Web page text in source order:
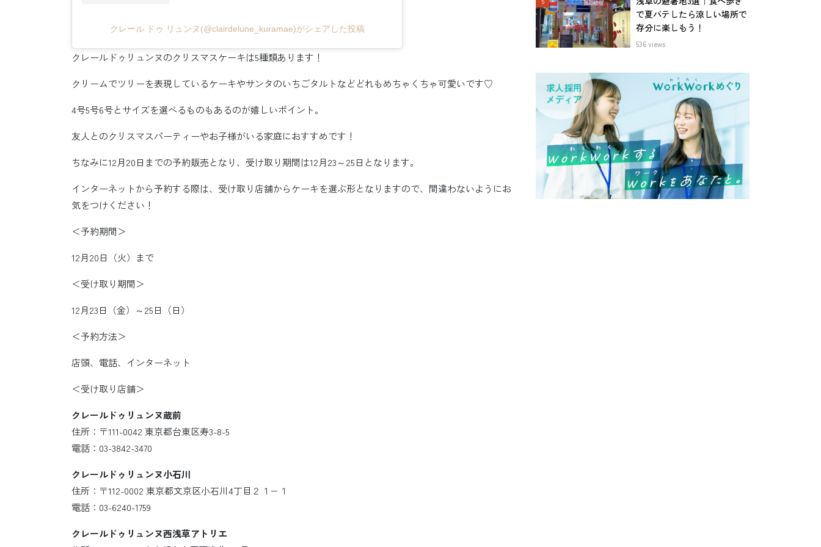
クレール ドゥ リュンヌ(@clairdelune_kuramae)がシェアした投稿
クレールドゥリュンヌのクリスマスケーキは5種類あります！
クリームでツリーを表現しているケーキやサンタのいちごタルトなどどれもめちゃくちゃ可愛いです♡
4号5号6号とサイズを選べるものもあるのが嬉しいポイント。
友人とのクリスマスパーティーやお子様がいる家庭におすすめです！
ちなみに12月20日までの予約販売となり、受け取り期間は12月23～25日となります。
インターネットから予約する際は、受け取り店舗からケーキを選ぶ形となりますので、間違わないようにお
気をつけください！
＜予約期間＞
12月20日（火）まで
＜受け取り期間＞
12月23日（金）～25日（日）
＜予約方法＞
店頭、電話、インターネット
＜受け取り店舗＞
クレールドゥリュンヌ蔵前
住所：〒111-0042 東京都台東区寿3-8-5
電話：03-3842-3470
クレールドゥリュンヌ小石川
住所：〒112-0002 東京都文京区小石川4丁目２１−１
電話：03-6240-1759
クレールドゥリュンヌ西浅草アトリエ
で夏バテしたら涼しい場所で
存分に楽しもう！
536 views